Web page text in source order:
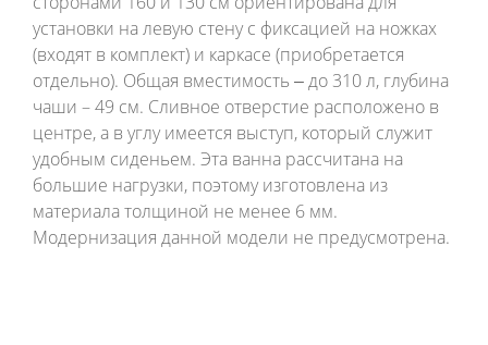
установки на левую стену с фиксацией на ножках
(входят в комплект) и каркасе (приобретается
отдельно). Общая вместимость ‒ до 310 л, глубина
чаши – 49 см. Сливное отверстие расположено в
центре, а в углу имеется выступ, который служит
удобным сиденьем. Эта ванна рассчитана на
большие нагрузки, поэтому изготовлена из
материала толщиной не менее 6 мм.
Модернизация данной модели не предусмотрена.